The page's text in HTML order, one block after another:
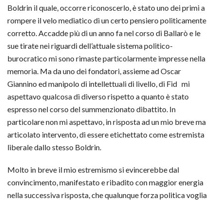
Boldrin il quale, occorre riconoscerlo, è stato uno dei primi a
rompere il velo mediatico di un certo pensiero politicamente
corretto. Accadde più di un anno fa nel corso di Ballarò e le
sue tirate nei riguardi dell’attuale sistema politico-
burocratico mi sono rimaste particolarmente impresse nella
memoria. Ma da uno dei fondatori, assieme ad Oscar
Giannino ed manipolo di intellettuali di livello, di Fid mi
aspettavo qualcosa di diverso rispetto a quanto è stato
espresso nel corso del summenzionato dibattito. In
particolare non mi aspettavo, in risposta ad un mio breve ma
articolato intervento, di essere etichettato come estremista
liberale dallo stesso Boldrin.
Molto in breve il mio estremismo si evincerebbe dal
convincimento, manifestato e ribadito con maggior energia
nella successiva risposta, che qualunque forza politica voglia